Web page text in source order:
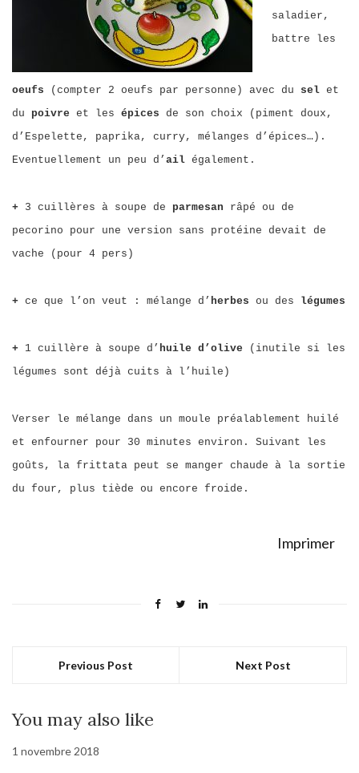
saladier,
battre les
oeufs (compter 2 oeufs par personne) avec du sel et
du poivre et les épices de son choix (piment doux,
d’Espelette, paprika, curry, mélanges d’épices…).
Eventuellement un peu d’ ail également.
+ 3 cuillères à soupe de parmesan râpé ou de
pecorino pour une version sans protéine devait de
vache (pour 4 pers)
+ ce que l’on veut : mélange d’ herbes ou des légumes
+ 1 cuillère à soupe d’ huile d’olive (inutile si les
légumes sont déjà cuits à l’huile)
Verser le mélange dans un moule préalablement huilé
et enfourner pour 30 minutes environ. Suivant les
goûts, la frittata peut se manger chaude à la sortie
du four, plus tiède ou encore froide.
Imprimer
Previous Post Next Post
You may also like
1 novembre 2018